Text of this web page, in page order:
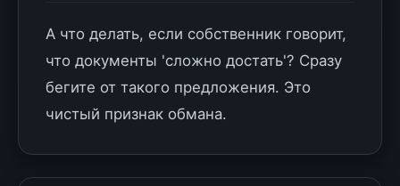
А что делать, если собственник говорит,
что документы 'сложно достать'? Сразу
бегите от такого предложения. Это
чистый признак обмана.